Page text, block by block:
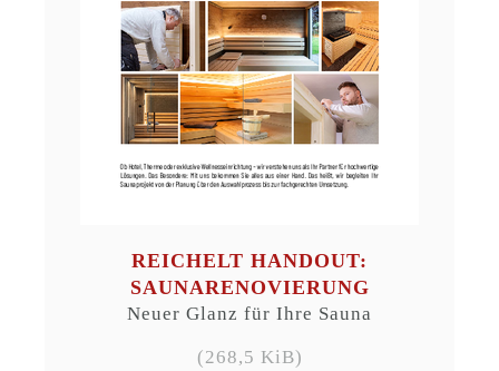
REICHELT HANDOUT:
SAUNARENOVIERUNG
Neuer Glanz für Ihre Sauna
(268,5 KiB)